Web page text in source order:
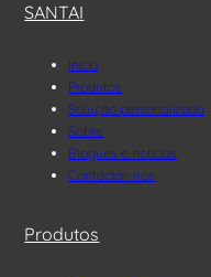
SANTAI
Início
Produtos
Solução personalizada
Sobre
Blogues e notícias
Contactar-nos
Produtos